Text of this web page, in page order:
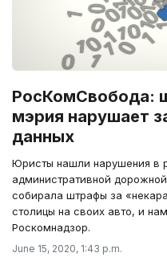
РосКомСвобода:
мэрия нарушает
данных
Юристы нашли нарушения в
административной
собирала штрафы за
столицы на своих авто, и
Роскомнадзор.
June 15, 2020, 1:43 p.m.